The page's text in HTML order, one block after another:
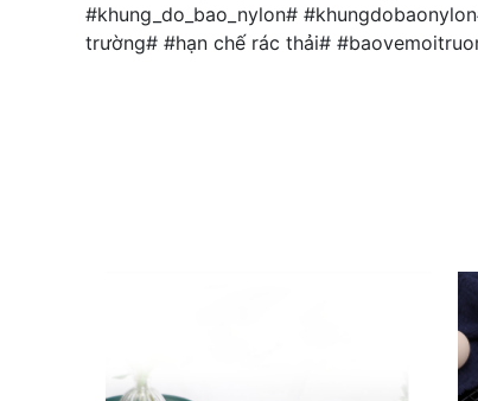
#khung_do_bao_nylon#
trường# #hạn chế rác thải#